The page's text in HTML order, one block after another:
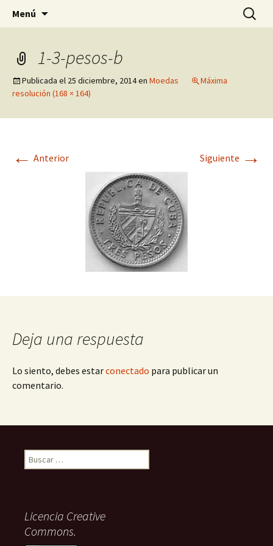
Quintasnovas
Pagina sobre licores,viño, cervexa, sidra,
receitas, fotografia, agricultura, informatica,
linux e outras afeccións
Menú Buscar:
1-3-pesos-b
Publicada el 25 diciembre, 2014en Moedas
Máxima
resolución (168 × 164)
← Anterior Siguiente →
Deja una respuesta
Lo siento, debes estarconectado para publicar un
comentario.
Buscar:
Licencia Creative
Commons.